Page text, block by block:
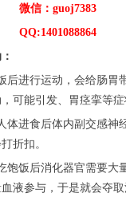
微信：guoj7383
QQ:1401088864
进行运动，会给肠胃
可能引发、胃痉挛等症
进食后体内副交感神
折扣。
饭后消化器官需要大
液参与，于是就会夺